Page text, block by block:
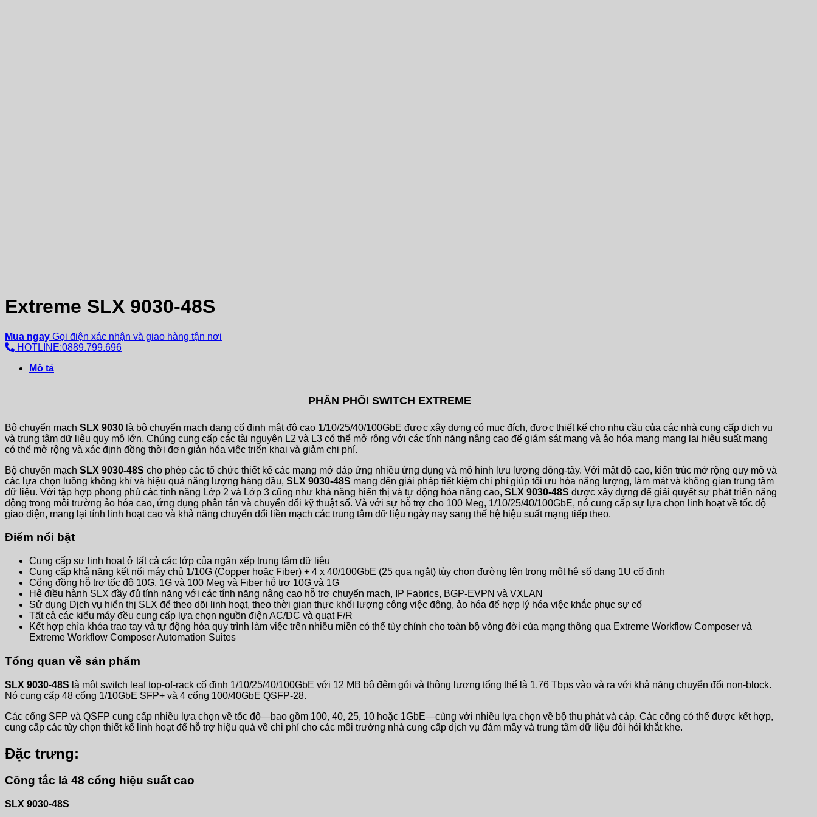
Extreme SLX 9030-48S
Mua ngay Gọi điện xác nhận và giao hàng tận nơi
HOTLINE:0889.799.696
Mô tả
PHÂN PHỐI SWITCH EXTREME
Bộ chuyển mạch SLX 9030 là bộ chuyển mạch dạng cố định mật độ cao 1/10/25/40/100GbE được xây dựng có mục đích, được thiết kế cho nhu cầu của các nhà cung cấp dịch vụ
và trung tâm dữ liệu quy mô lớn. Chúng cung cấp các tài nguyên L2 và L3 có thể mở rộng với các tính năng nâng cao để giám sát mạng và ảo hóa mạng mang lại hiệu suất mạng
có thể mở rộng và xác định đồng thời đơn giản hóa việc triển khai và giảm chi phí.
Bộ chuyển mạch SLX 9030-48S cho phép các tổ chức thiết kế các mạng mở đáp ứng nhiều ứng dụng và mô hình lưu lượng đông-tây. Với mật độ cao, kiến ​​trúc mở rộng quy mô và
các lựa chọn luồng không khí và hiệu quả năng lượng hàng đầu, SLX 9030-48S mang đến giải pháp tiết kiệm chi phí giúp tối ưu hóa năng lượng, làm mát và không gian trung tâm
dữ liệu. Với tập hợp phong phú các tính năng Lớp 2 và Lớp 3 cũng như khả năng hiển thị và tự động hóa nâng cao, SLX 9030-48S được xây dựng để giải quyết sự phát triển năng
động trong môi trường ảo hóa cao, ứng dụng phân tán và chuyển đổi kỹ thuật số. Và với sự hỗ trợ cho 100 Meg, 1/10/25/40/100GbE, nó cung cấp sự lựa chọn linh hoạt về tốc độ
giao diện, mang lại tính linh hoạt cao và khả năng chuyển đổi liền mạch các trung tâm dữ liệu ngày nay sang thế hệ hiệu suất mạng tiếp theo.
Điểm nổi bật
Cung cấp sự linh hoạt ở tất cả các lớp của ngăn xếp trung tâm dữ liệu
Cung cấp khả năng kết nối máy chủ 1/10G (Copper hoặc Fiber) + 4 x 40/100GbE (25 qua ngắt) tùy chọn đường lên trong một hệ số dạng 1U cố định
Cổng đồng hỗ trợ tốc độ 10G, 1G và 100 Meg và Fiber hỗ trợ 10G và 1G
Hệ điều hành SLX đầy đủ tính năng với các tính năng nâng cao hỗ trợ chuyển mạch, IP Fabrics, BGP-EVPN và VXLAN
Sử dụng Dịch vụ hiển thị SLX để theo dõi linh hoạt, theo thời gian thực khối lượng công việc động, ảo hóa để hợp lý hóa việc khắc phục sự cố
Tất cả các kiểu máy đều cung cấp lựa chọn nguồn điện AC/DC và quạt F/R
Kết hợp chìa khóa trao tay và tự động hóa quy trình làm việc trên nhiều miền có thể tùy chỉnh cho toàn bộ vòng đời của mạng thông qua Extreme Workflow Composer và
Extreme Workflow Composer Automation Suites
Tổng quan về sản phẩm
SLX 9030-48S là một switch leaf top-of-rack cố định 1/10/25/40/100GbE với 12 MB bộ đệm gói và thông lượng tổng thể là 1,76 Tbps vào và ra với khả năng chuyển đổi non-block.
Nó cung cấp 48 cổng 1/10GbE SFP+ và 4 cổng 100/40GbE QSFP-28.
Các cổng SFP và QSFP cung cấp nhiều lựa chọn về tốc độ—bao gồm 100, 40, 25, 10 hoặc 1GbE—cùng với nhiều lựa chọn về bộ thu phát và cáp. Các cổng có thể được kết hợp,
cung cấp các tùy chọn thiết kế linh hoạt để hỗ trợ hiệu quả về chi phí cho các môi trường nhà cung cấp dịch vụ đám mây và trung tâm dữ liệu đòi hỏi khắt khe.
Đặc trưng:
Công tắc lá 48 cổng hiệu suất cao
SLX 9030-48S